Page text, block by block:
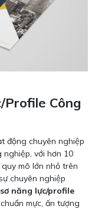
Profile Công
động chuyên nghiệp
với hơn 10
mô lớn nhỏ trên
chuyên nghiệp
năng lực/profile
mực, ấn tượng